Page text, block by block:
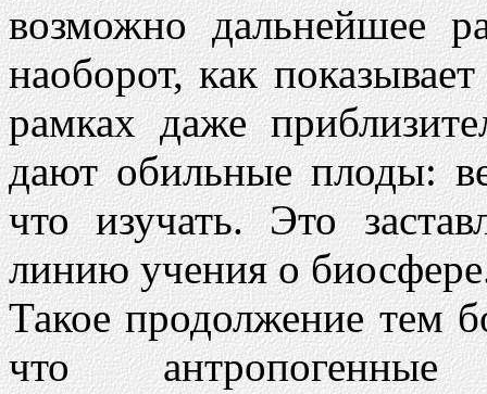
возможно дальнейшее
наоборот, как
рамках даже
дают обильные плоды:
что изучать. Это
линию учения о
Такое продолжение тем
что антропогенные